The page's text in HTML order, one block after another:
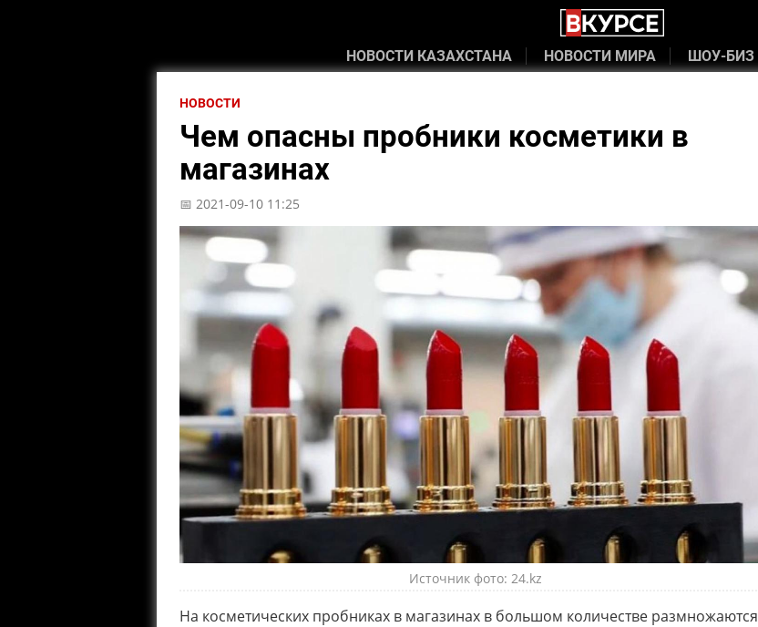
НОВОСТИ КАЗАХСТАНА НОВОСТИ МИРА ШОУ-БИЗ
НОВОСТИ
Чем опасны пробники косметики в
магазинах
📅 2021-09-10 11:25
Источник фото: 24.kz
На косметических пробниках в магазинах в большом количестве размножаются